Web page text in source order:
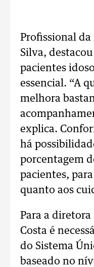
Profissional
Silva,
pacientes
essencial. “A
melhora
explica.
há
porcentagem
pacientes,
quanto aos
Para a diretora
Costa é
do Sistema
baseado no